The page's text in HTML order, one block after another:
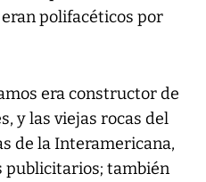
polifacéticos por
era constructor de
y las viejas rocas del
de la Interamericana,
publicitarios; también